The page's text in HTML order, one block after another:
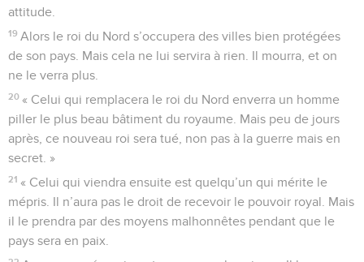
attitude.
19 Alors le roi du Nord s’occupera des villes bien protégées
de son pays. Mais cela ne lui servira à rien. Il mourra, et on
ne le verra plus.
20 « Celui qui remplacera le roi du Nord enverra un homme
piller le plus beau bâtiment du royaume. Mais peu de jours
après, ce nouveau roi sera tué, non pas à la guerre mais en
secret. »
21 « Celui qui viendra ensuite est quelqu’un qui mérite le
mépris. Il n’aura pas le droit de recevoir le pouvoir royal. Mais
il le prendra par des moyens malhonnêtes pendant que le
pays sera en paix.